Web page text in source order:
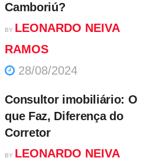
Camboriú?
BY LEONARDO NEIVA
RAMOS
28/08/2024
Consultor imobiliário: O
que Faz, Diferença do
Corretor
BY LEONARDO NEIVA